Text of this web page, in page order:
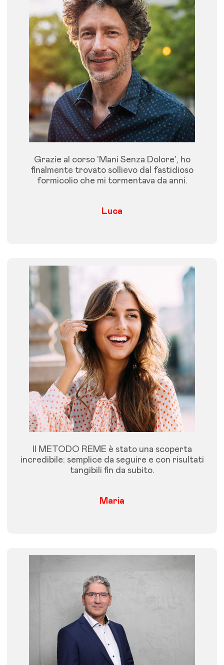
Grazie al corso 'Mani Senza Dolore', ho
finalmente trovato sollievo dal fastidioso
formicolio che mi tormentava da anni.
Luca
Il METODO REME è stato una scoperta
incredibile: semplice da seguire e con risultati
tangibili fin da subito.
Maria